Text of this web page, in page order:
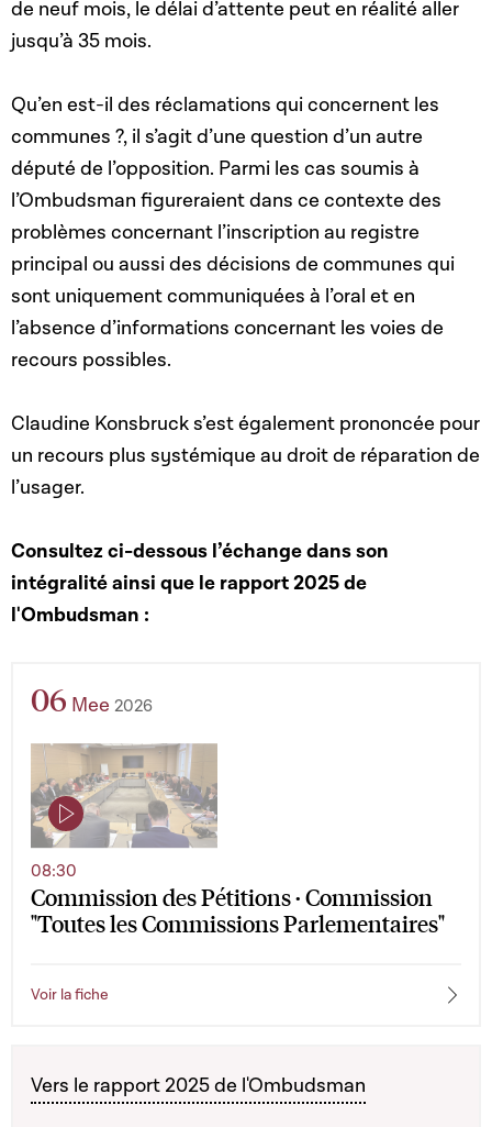
de neuf mois, le délai d’attente peut en réalité aller
jusqu’à 35 mois.
Qu’en est-il des réclamations qui concernent les
communes ?, il s’agit d’une question d’un autre
député de l’opposition. Parmi les cas soumis à
l’Ombudsman figureraient dans ce contexte des
problèmes concernant l’inscription au registre
principal ou aussi des décisions de communes qui
sont uniquement communiquées à l’oral et en
l’absence d’informations concernant les voies de
recours possibles.
Claudine Konsbruck s’est également prononcée pour
un recours plus systémique au droit de réparation de
l’usager.
Consultez ci-dessous l’échange dans son
intégralité ainsi que le rapport 2025 de
l'Ombudsman :
06 Mee 2026
Commission des Pétitions · Commission
"Toutes les Commissions Parlementaires"
08:30
Voir la fiche
Vers le rapport 2025 de l'Ombudsman